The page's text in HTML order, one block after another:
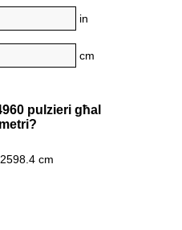
in
cm
pulzieri għal
cm